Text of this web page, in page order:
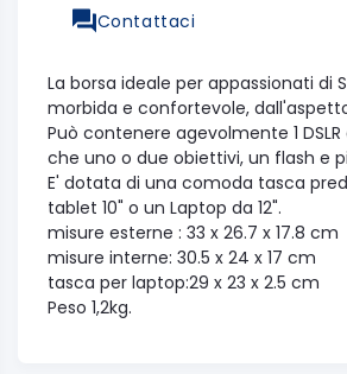
Contattaci
La borsa ideale per appassionati di
morbida e confortevole,
Può contenere agevolmente 1
che uno o due obiettivi, un flash e
E' dotata di una comoda tasca
tablet 10" o un Laptop da 12".
misure esterne : 33 x 26.7 x 17.8 cm
misure interne: 30.5 x 24 x 17 cm
tasca per laptop:29 x 23 x 2.5 cm
Peso 1,2kg.